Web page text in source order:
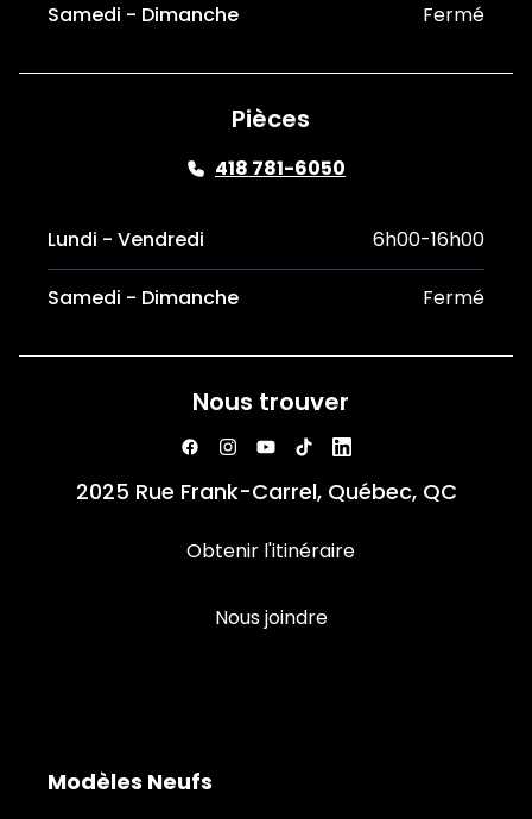
Samedi - Dimanche Fermé
Pièces
418 781-6050
Lundi - Vendredi 6h00-16h00
Samedi - Dimanche Fermé
Nous trouver
2025 Rue Frank-Carrel, Québec, QC
Obtenir l'itinéraire
Nous joindre
Modèles Neufs